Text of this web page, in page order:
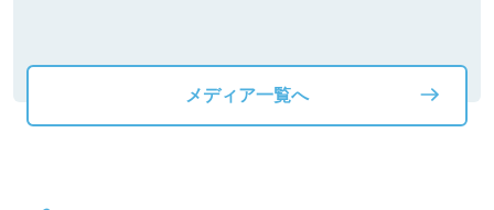
メディア一覧へ